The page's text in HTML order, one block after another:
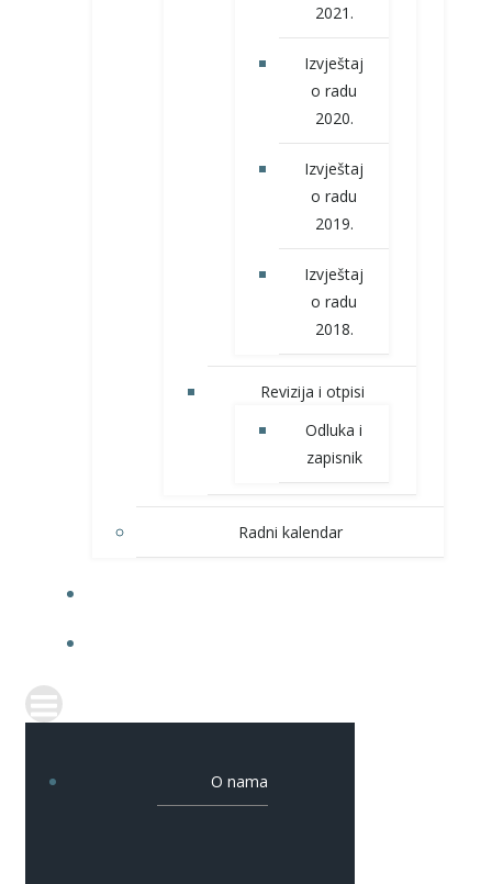
2021.
Izvještaj
o radu
2020.
Izvještaj
o radu
2019.
Izvještaj
o radu
2018.
Revizija i otpisi
Odluka i
zapisnik
Radni kalendar
O nama